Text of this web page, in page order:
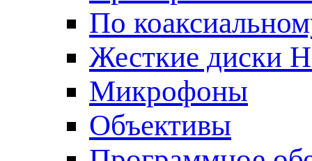
По
Жесткие диски
Микрофоны
Объективы